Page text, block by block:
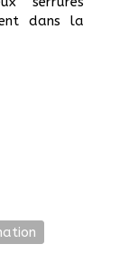
dans la